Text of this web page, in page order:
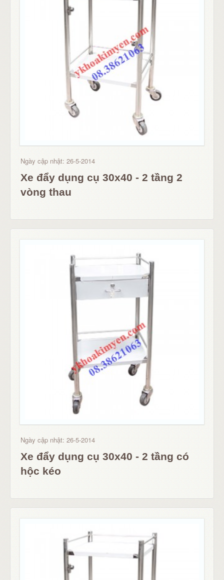
Ngày cập nhật: 26-5-2014
Xe đẩy dụng cụ 30x40 - 2 tầng 2
vòng thau
Ngày cập nhật: 26-5-2014
Xe đẩy dụng cụ 30x40 - 2 tầng có
hộc kéo